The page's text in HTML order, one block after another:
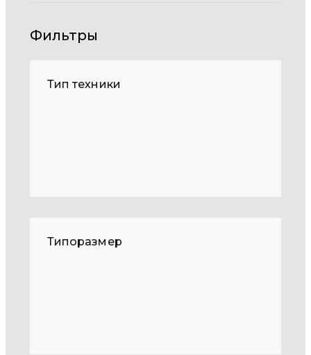
Фильтры
Тип техники
Типоразмер